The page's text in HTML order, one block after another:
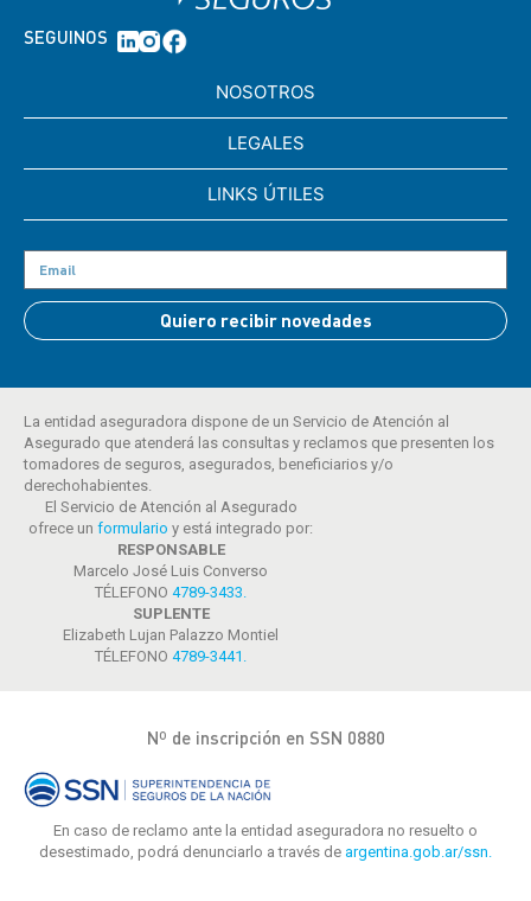
SEGUINOS
NOSOTROS
LEGALES
LINKS ÚTILES
Quiero recibir novedades
La entidad aseguradora dispone de un Servicio de Atención al
Asegurado que atenderá las consultas y reclamos que presenten los
tomadores de seguros, asegurados, beneficiarios y/o
derechohabientes.
El Servicio de Atención al Asegurado
ofrece un formulario y está integrado por:
RESPONSABLE
Marcelo José Luis Converso
TÉLEFONO 4789-3433
SUPLENTE
Elizabeth Lujan Palazzo Montiel
TÉLEFONO 4789-3441
Nº de inscripción en SSN 0880
En caso de reclamo ante la entidad aseguradora no resuelto o
desestimado, podrá denunciarlo a través de argentina.gob.ar/ssn.